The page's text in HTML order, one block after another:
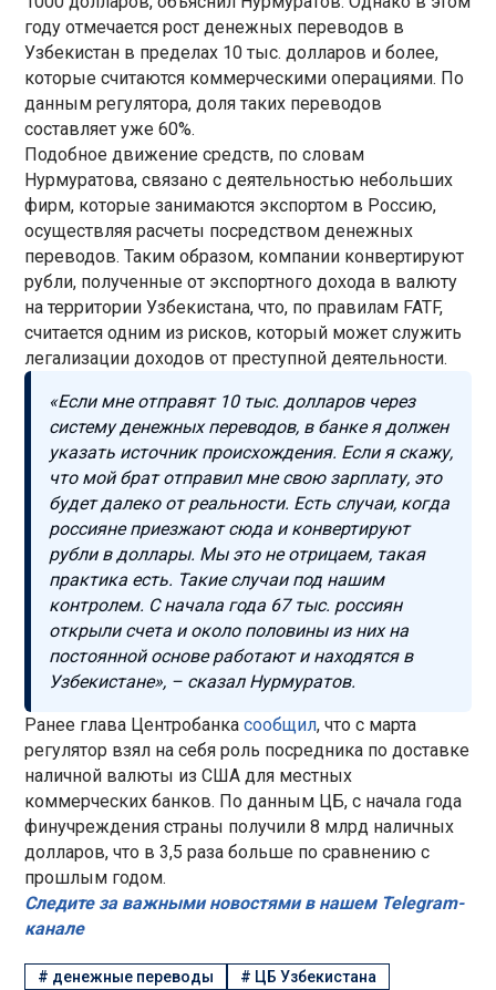
году отмечается рост денежных переводов в
Узбекистан в пределах 10 тыс. долларов и более,
которые считаются коммерческими операциями. По
данным регулятора, доля таких переводов
составляет уже 60%.
Подобное движение средств, по словам
Нурмуратова, связано с деятельностью небольших
фирм, которые занимаются экспортом в Россию,
осуществляя расчеты посредством денежных
переводов. Таким образом, компании конвертируют
рубли, полученные от экспортного дохода в валюту
на территории Узбекистана, что, по правилам FATF,
считается одним из рисков, который может служить
легализации доходов от преступной деятельности.
«Если мне отправят 10 тыс. долларов через
систему денежных переводов, в банке я должен
указать источник происхождения. Если я скажу,
что мой брат отправил мне свою зарплату, это
будет далеко от реальности. Есть случаи, когда
россияне приезжают сюда и конвертируют
рубли в доллары. Мы это не отрицаем, такая
практика есть. Такие случаи под нашим
контролем. С начала года 67 тыс. россиян
открыли счета и около половины из них на
постоянной основе работают и находятся в
Узбекистане», – сказал Нурмуратов.
Ранее глава Центробанкасообщил, что с марта
регулятор взял на себя роль посредника по доставке
наличной валюты из США для местных
коммерческих банков. По данным ЦБ, с начала года
финучреждения страны получили 8 млрд наличных
долларов, что в 3,5 раза больше по сравнению с
прошлым годом.
Следите за важными новостями в нашем Telegram-
канале
# денежные переводы # ЦБ Узбекистана